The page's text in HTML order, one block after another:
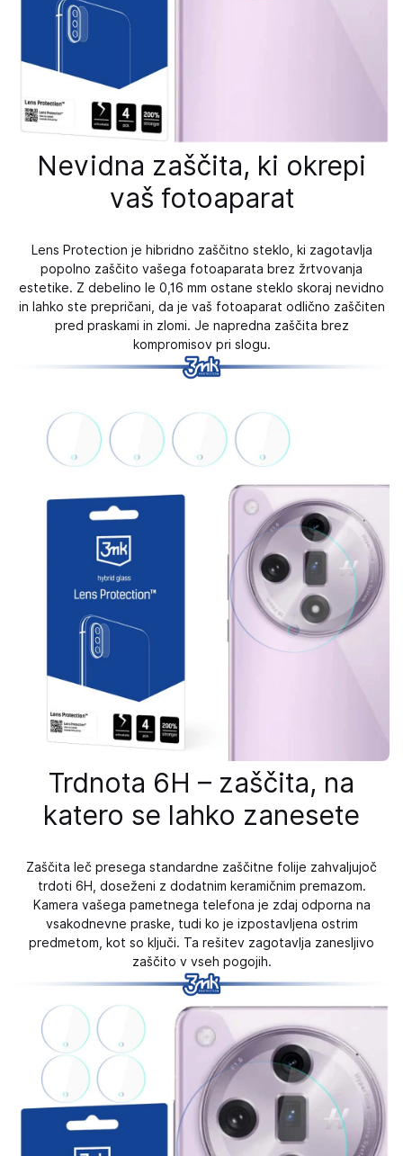
Nevidna zaščita, ki okrepi
vaš fotoaparat
Lens Protection je hibridno zaščitno steklo, ki zagotavlja
popolno zaščito vašega fotoaparata brez žrtvovanja
estetike. Z debelino le 0,16 mm ostane steklo skoraj nevidno
in lahko ste prepričani, da je vaš fotoaparat odlično zaščiten
pred praskami in zlomi. Je napredna zaščita brez
kompromisov pri slogu.
Trdnota 6H – zaščita, na
katero se lahko zanesete
Zaščita leč presega standardne zaščitne folije zahvaljujoč
trdoti 6H, doseženi z dodatnim keramičnim premazom.
Kamera vašega pametnega telefona je zdaj odporna na
vsakodnevne praske, tudi ko je izpostavljena ostrim
predmetom, kot so ključi. Ta rešitev zagotavlja zanesljivo
zaščito v vseh pogojih.